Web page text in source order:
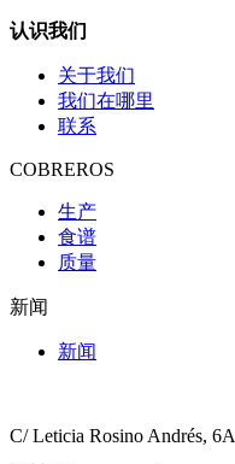
认识我们
关于我们
我们在哪里
联系
COBREROS
生产
食谱
质量
新闻
新闻
C/ Leticia Rosino Andrés, 6A